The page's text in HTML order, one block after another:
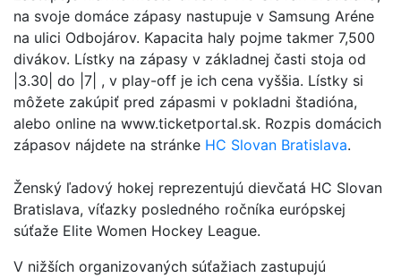
na svoje domáce zápasy nastupuje v Samsung Aréne
na ulici Odbojárov. Kapacita haly pojme takmer 7,500
divákov. Lístky na zápasy v základnej časti stoja od
|3.30| do |7| , v play-off je ich cena vyššia. Lístky si
môžete zakúpiť pred zápasmi v pokladni štadióna,
alebo online na www.ticketportal.sk. Rozpis domácich
zápasov nájdete na stránke HC Slovan Bratislava.
Ženský ľadový hokej reprezentujú dievčatá HC Slovan
Bratislava, víťazky posledného ročníka európskej
súťaže Elite Women Hockey League.
V nižších organizovaných súťažiach zastupujú